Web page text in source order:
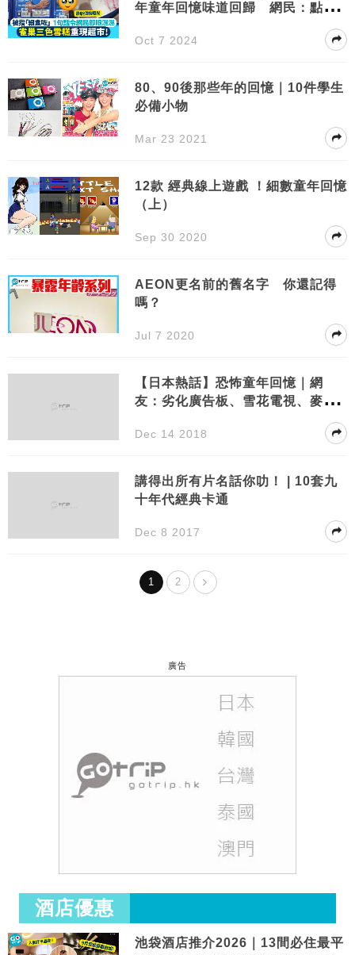
年童年回憶味道回歸 網民：點解
Oct 7 2024
80、90後那些年的回憶｜10件學生
必備小物
Mar 23 2021
12款 經典線上遊戲 ！細數童年回憶
（上）
Sep 30 2020
AEON更名前的舊名字 你還記得
嗎？
Jul 7 2020
【日本熱話】恐怖童年回憶｜網
友：劣化廣告板、雪花電視、麥當
Dec 14 2018
講得出所有片名話你叻！ | 10套九
十年代經典卡通
Dec 8 2017
1 2
廣告
酒店優惠
池袋酒店推介2026｜13間必住最平